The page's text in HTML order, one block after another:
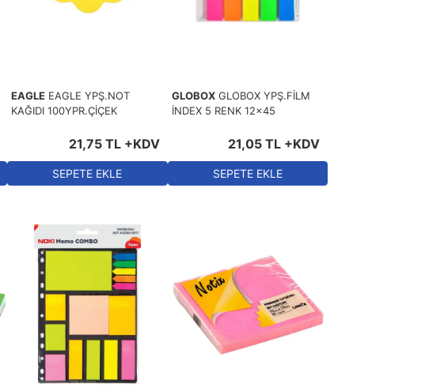
Eskiden > Yeniye
EAGLE EAGLE YPŞ.NOT
KAĞIDI 100YPR.ÇİÇEK
21,75 TL+KDV
SEPETE EKLE
GLOBOX GLOBOX YPŞ.FİLM
İNDEX 5 RENK 12x45
21,05 TL +KDV
SEPETE EKLE